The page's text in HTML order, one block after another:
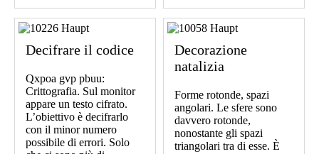
Decifrare il codice
Qxpoa gvp pbuu:
Crittografia. Sul monitor
appare un testo cifrato.
L’obiettivo è decifrarlo
con il minor numero
possibile di errori. Solo
Decorazione
natalizia
Forme rotonde, spazi
angolari. Le sfere sono
davvero rotonde,
nonostante gli spazi
triangolari tra di esse. È